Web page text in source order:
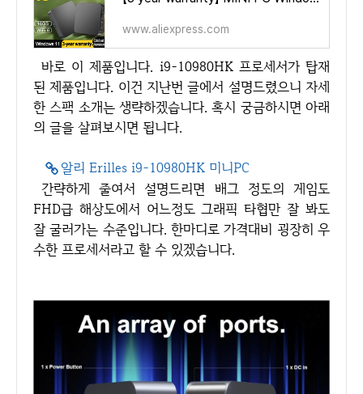
www.aliexpress.com
바로 이 제품입니다. i9-10980HK 프로세서가 탑재
된 제품입니다. 이건 지난번 글에서 설명드렸으니 자세
한 스팩 소개는 생략하겠습니다. 혹시 궁금하시면 아래
의 글을 살펴보시면 됩니다.
알리 Erilles i9-10980HK 미니PC
간략하게 줄여서 설명드리면 배그 정도의 게임도
FHD급 해상도에서 어느정도 그래픽 타협만 잘 봐도
잘 굴러가는 수준입니다. 한마디로 가격대비 굉장히 우
수한 프로세서라고 할 수 있겠습니다.